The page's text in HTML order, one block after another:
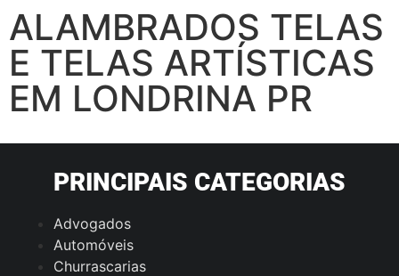
ALAMBRADOS TELAS
E TELAS ARTÍSTICAS
EM LONDRINA PR
PRINCIPAIS CATEGORIAS
Advogados
Automóveis
Churrascarias